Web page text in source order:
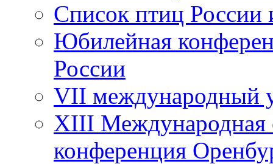
Список птиц России
Юбилейная
России
VII международный
XIII Международная
конференция